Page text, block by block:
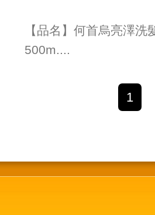
【品名】何首烏亮澤洗
500m....
1